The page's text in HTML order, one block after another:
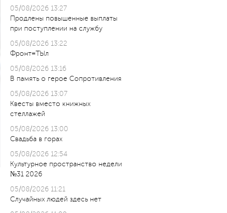
05/08/2026 13:27
Продлены повышенные выплаты
при поступлении на службу
05/08/2026 13:22
Фронт=ТЫл
05/08/2026 13:16
В память о герое Сопротивления
05/08/2026 13:07
Квесты вместо книжных
стеллажей
05/08/2026 13:00
Свадьба в горах
05/08/2026 12:54
Культурное пространство недели
№31 2026
05/08/2026 11:21
Случайных людей здесь нет